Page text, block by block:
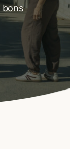
bons